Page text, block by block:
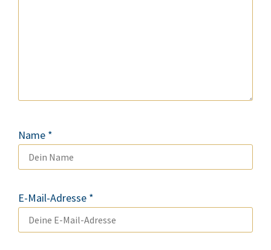
Name *
E-Mail-Adresse *